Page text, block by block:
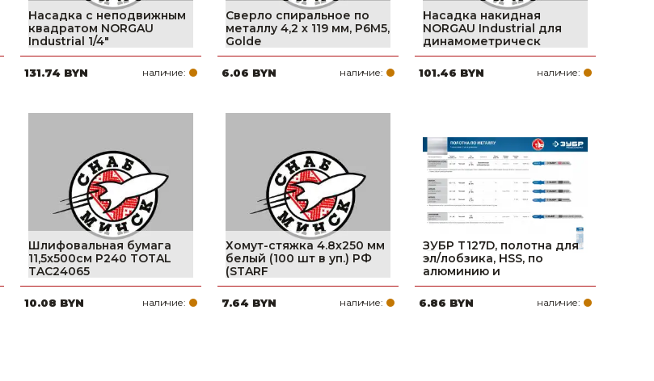
Насадка с неподвижным
квадратом NORGAU
Industrial 1/4"
131.74 BYN наличие:
Сверло спиральное по
металлу 4,2 х 119 мм, Р6М5,
Golde
6.06 BYN наличие:
Насадка накидная
NORGAU Industrial для
динамометрическ
101.46 BYN наличие:
Шлифовальная бумага
11,5x500см P240 TOTAL
TAC24065
10.08 BYN наличие:
Хомут-стяжка 4.8х250 мм
белый (100 шт в уп.) РФ
(STARF
7.64 BYN наличие:
ЗУБР T127D, полотна для
эл/лобзика, HSS, по
алюминию и
6.86 BYN наличие: